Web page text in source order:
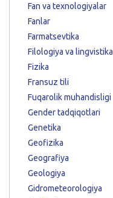
Fan va texnologiyalar
Fanlar
Farmatsevtika
Filologiya va lingvistika
Fizika
Fransuz tili
Fuqarolik muhandisligi
Gender tadqiqotlari
Genetika
Geofizika
Geografiya
Geologiya
Gidrometeorologiya